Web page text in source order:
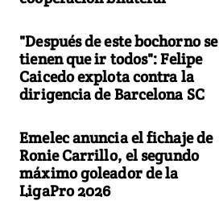
"Después de este bochorno se
tienen que ir todos": Felipe
Caicedo explota contra la
dirigencia de Barcelona SC
Emelec anuncia el fichaje de
Ronie Carrillo, el segundo
máximo goleador de la
LigaPro 2026